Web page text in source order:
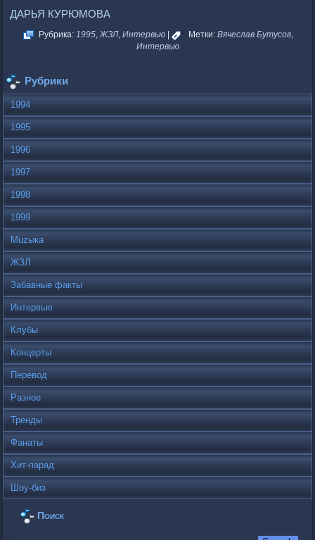
ДАРЬЯ КУРЮМОВА
Рубрика: 1995,ЖЗЛ, Интервью Метки: Вячеслав Бутусов,
Интервью
Рубрики
1994
1995
1996
1997
1998
1999
Muzыка
ЖЗЛ
Забавные факты
Интервью
Клубы
Концерты
Перевод
Разное
Тренды
Фанаты
Хит-парад
Шоу-биз
Поиск